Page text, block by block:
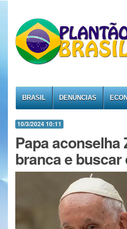
BRASIL DENÚNCIAS
10/3/2024 10:11
Papa aconselha
branca e